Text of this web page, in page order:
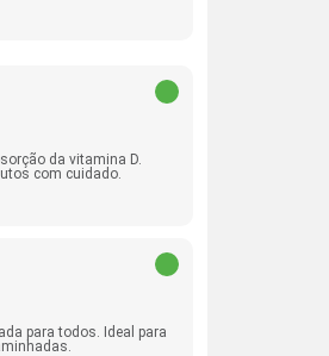
da vitamina D.
com cuidado.
para todos. Ideal para